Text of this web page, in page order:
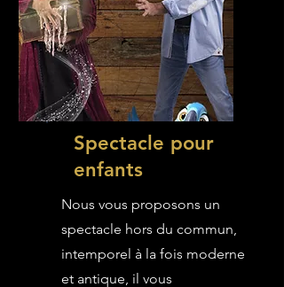
Spectacle pour
enfants
Nous vous proposons un
spectacle hors du commun,
intemporel à la fois moderne
et antique, il vous